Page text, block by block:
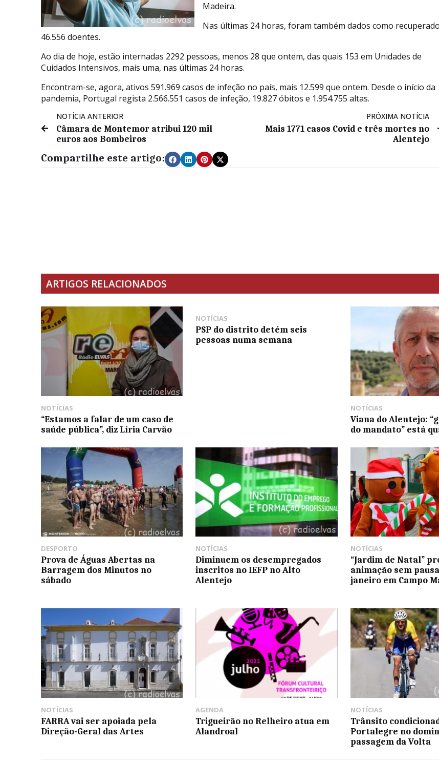
Madeira.
Nas últimas 24 horas, foram também dados como
46.556 doentes.
Ao dia de hoje, estão internadas 2292 pessoas, menos 28 que ontem, das quais 153 em Unidades de
Cuidados Intensivos, mais uma, nas últimas 24 horas.
Encontram-se, agora, ativos 591.969 casos de infeção no país, mais 12.599 que ontem. Desde o início da
pandemia, Portugal regista 2.566.551 casos de infeção, 19.827 óbitos e 1.954.755 altas.
NOTÍCIA ANTERIOR
Câmara de Montemor atribui 120 mil
euros aos Bombeiros
PRÓXIMA NOTÍCIA
Mais 1771 casos Covid e três mortes no
Alentejo
Compartilhe este artigo:
ARTIGOS RELACIONADOS
NOTÍCIAS
“Estamos a falar de um caso de
saúde pública”, diz Líria Carvão
NOTÍCIAS
PSP do distrito detém seis
pessoas numa semana
NOTÍCIAS
Viana do Alentejo:
do mandato” está
DESPORTO
Prova de Águas Abertas na
Barragem dos Minutos no
sábado
NOTÍCIAS
Diminuem os desempregados
inscritos no IEFP no Alto
Alentejo
NOTÍCIAS
“Jardim de Natal”
animação sem
janeiro em Campo
NOTÍCIAS
FARRA vai ser apoiada pela
Direção-Geral das Artes
AGENDA
Trigueirão no Relheiro atua em
Alandroal
NOTÍCIAS
Trânsito
Portalegre no
passagem da Volta